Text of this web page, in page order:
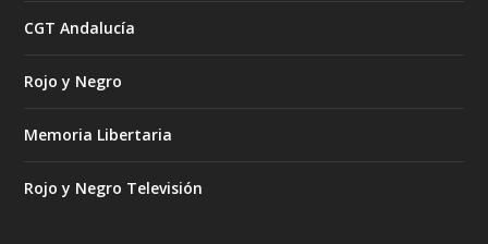
CGT Andalucía
Rojo y Negro
Memoria Libertaria
Rojo y Negro Televisión